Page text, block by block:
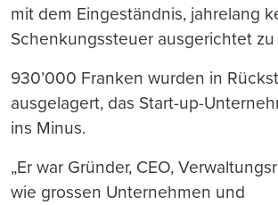
mit dem Eingeständnis, jahrelang
Schenkungssteuer ausgerichtet zu
930’000 Franken wurden in
ausgelagert, das Start-up-
ins Minus.
„Er war Gründer, CEO,
wie grossen Unternehmen und